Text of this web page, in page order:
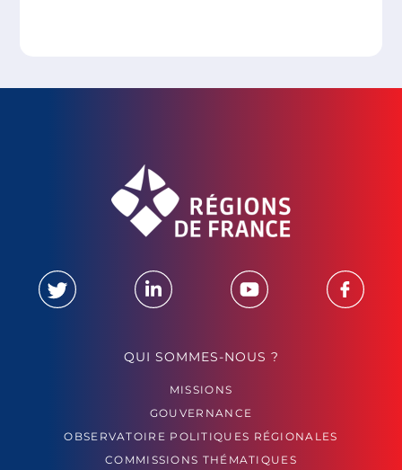
QUI SOMMES-NOUS ?
MISSIONS
GOUVERNANCE
OBSERVATOIRE POLITIQUES RÉGIONALES
COMMISSIONS THÉMATIQUES